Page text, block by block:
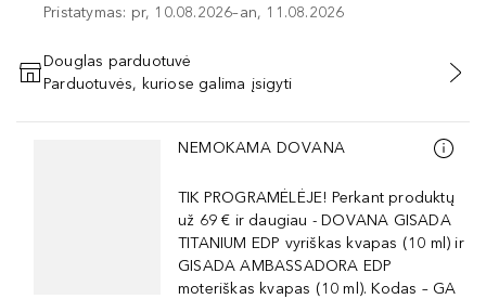
Pristatymas: pr, 10.08.2026–an, 11.08.2026
PRIDĖTI Į KREPŠELĮ
Douglas parduotuvė
Parduotuvės, kuriose galima įsigyti
Praleisti slankiklį
NEMOKAMA DOVANA
TIK PROGRAMĖLĖJE! Perkant produktų
už 69 € ir daugiau - DOVANA GISADA
TITANIUM EDP vyriškas kvapas (10 ml) ir
GISADA AMBASSADORA EDP
moteriškas kvapas (10 ml). Kodas – GA